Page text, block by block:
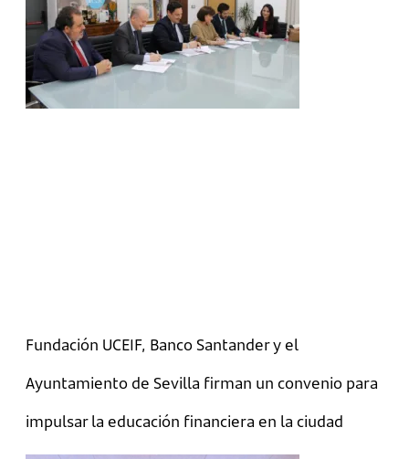
Fundación UCEIF, Banco Santander y el
Ayuntamiento de Sevilla firman un convenio para
impulsar la educación financiera en la ciudad